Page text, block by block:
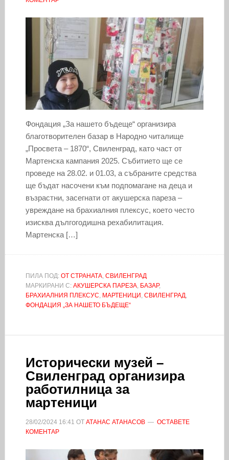
Фондация „За нашето бъдеще“ организира
благотворителен базар в Народно читалище
„Просвета – 1870“, Свиленград, като част от
Мартенска кампания 2025. Събитието ще се
проведе на 28.02. и 01.03, а събраните средства
ще бъдат насочени към подпомагане на деца и
възрастни, засегнати от акушерска пареза –
увреждане на брахиалния плексус, което често
изисква дългогодишна рехабилитация.
Мартенска […]
ПИЛА ПОД: ОТ СТРАНАТА, СВИЛЕНГРАД
МАРКИРАНИ С: АКУШЕРСКА ПАРЕЗА, БАЗАР,
БРАХИАЛНИЯ ПЛЕКСУС, МАРТЕНИЦИ , СВИЛЕНГРАД,
ФОНДАЦИЯ „ЗА НАШЕТО БЪДЕЩЕ“
Исторически музей –
Свиленград организира
работилница за
мартеници
28/02/2024 16:41 ОТ АТАНАС АТАНАСОВ
ОСТАВЕТЕ
КОМЕНТАР